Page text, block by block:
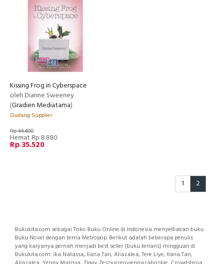
Kissing Frog in Cyberspace
oleh Dianne Sweeney
(Gradien Mediatama)
Gudang Supplier
Rp 44.400
Hemat Rp 8.880
Rp 35.520
1 2
Bukukita.com sebagai Toko Buku Online di Indonesia menyediakan buku
Buku Novel dengan tema Metropop. Berikut adalah beberapa penulis
yang karyanya pernah menjadi best seller (buku terlaris) mingguan di
Bukukita.com: Ika Natassa, Ilana Tan, Aliazalea, Tere Liye, Ilana Tan,